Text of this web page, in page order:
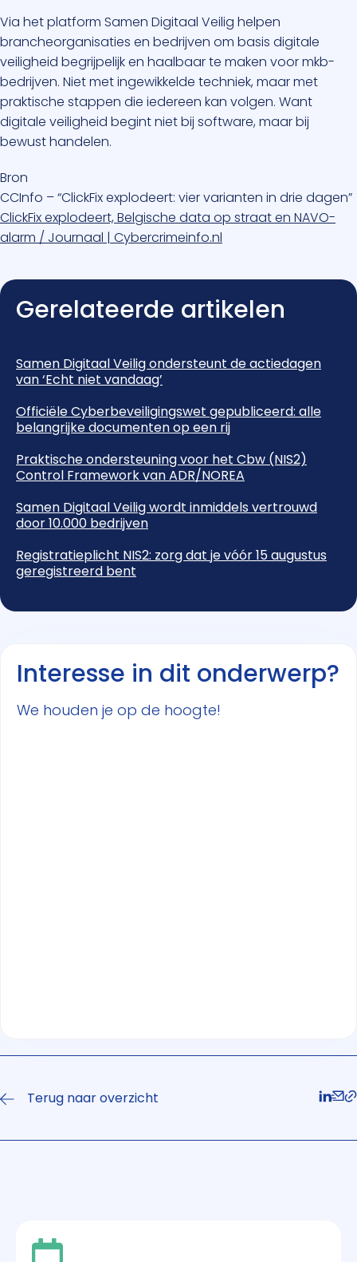
Via het platform Samen Digitaal Veilig helpen
brancheorganisaties en bedrijven om basis digitale
veiligheid begrijpelijk en haalbaar te maken voor mkb-
bedrijven. Niet met ingewikkelde techniek, maar met
praktische stappen die iedereen kan volgen. Want
digitale veiligheid begint niet bij software, maar bij
bewust handelen.
Bron
CCInfo – “ClickFix explodeert: vier varianten in drie dagen”
ClickFix explodeert, Belgische data op straat en NAVO-
alarm / Journaal | Cybercrimeinfo.nl
Gerelateerde artikelen
Samen Digitaal Veilig ondersteunt de actiedagen
van ‘Echt niet vandaag’
Officiële Cyberbeveiligingswet gepubliceerd: alle
belangrijke documenten op een rij
Praktische ondersteuning voor het Cbw (NIS2)
Control Framework van ADR/NOREA
Samen Digitaal Veilig wordt inmiddels vertrouwd
door 10.000 bedrijven
Registratieplicht NIS2: zorg dat je vóór 15 augustus
geregistreerd bent
Interesse in dit onderwerp?
We houden je op de hoogte!
Terug naar overzicht